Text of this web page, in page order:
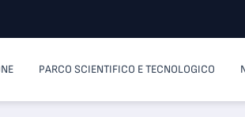
PARCO SCIENTIFICO E TECNOLOGICO